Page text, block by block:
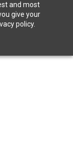
and most
give your
policy.